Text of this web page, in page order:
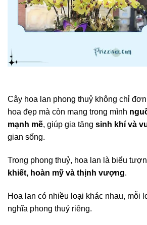
Cây hoa lan phong thuỷ không chỉ
hoa đẹp mà còn mang trong mình
mạnh mẽ, giúp gia tăng sinh khí và
gian sống.
Trong phong thuỷ, hoa lan là biểu
khiết, hoàn mỹ và thịnh vượng.
Hoa lan có nhiều loại khác nhau, mỗi
nghĩa phong thuỷ riêng.